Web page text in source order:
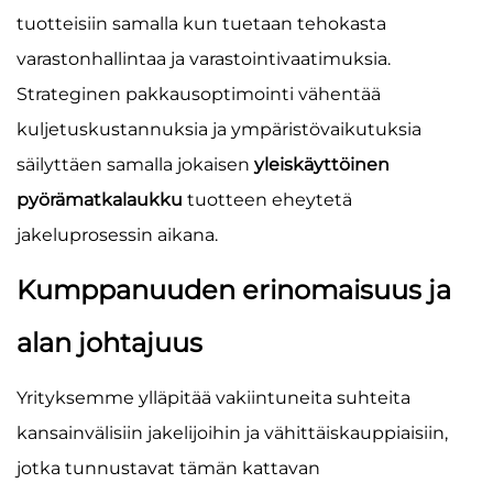
tuotteisiin samalla kun tuetaan tehokasta
varastonhallintaa ja varastointivaatimuksia.
Strateginen pakkausoptimointi vähentää
kuljetuskustannuksia ja ympäristövaikutuksia
säilyttäen samalla jokaisen yleiskäyttöinen
pyörämatkalaukku tuotteen eheytetä
jakeluprosessin aikana.
Kumppanuuden erinomaisuus ja
alan johtajuus
Yrityksemme ylläpitää vakiintuneita suhteita
kansainvälisiin jakelijoihin ja vähittäiskauppiaisiin,
jotka tunnustavat tämän kattavan